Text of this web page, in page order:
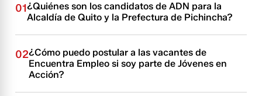
01¿Quiénes son los candidatos de ADN para la
Alcaldía de Quito y la Prefectura de Pichincha?
02¿Cómo puedo postular a las vacantes de
Encuentra Empleo si soy parte de Jóvenes en
Acción?